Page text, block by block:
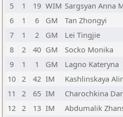
5
1 19 WIM Sargsyan Anna
6
1 6 GM Tan Zhongyi
7
1 2 GM Lei Tingjie
8
2 40 GM Socko Monika
9
1 1 GM Lagno Kateryna
10
2 42 IM Kashlinskaya
11
2 65 IM Charochkina
12
2 13 IM Abdumalik